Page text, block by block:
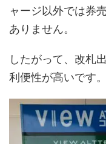
ャージ以外では券
ありません。
したがって、改札
利便性が高いです。